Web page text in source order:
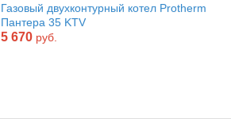
Газовый двухконтурный котел Protherm
Пантера 35 KTV
5 670 руб.